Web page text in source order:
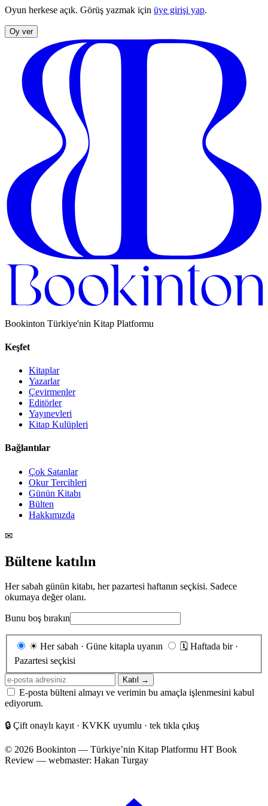
Oyun herkese açık. Görüş yazmak için üye girişi yap.
Oy ver
Bookinton Türkiye'nin Kitap Platformu
Keşfet
Kitaplar
Yazarlar
Çevirmenler
Editörler
Yayınevleri
Kitap Kulüpleri
Bağlantılar
Çok Satanlar
Okur Tercihleri
Günün Kitabı
Bülten
Hakkımızda
✉
Bültene katılın
Her sabah günün kitabı, her pazartesi haftanın seçkisi. Sadece
okumaya değer olanı.
Bunu boş bırakın
Gönderim
☀ Her sabah · Güne kitapla uyanın 🗓 Haftada bir ·
Pazartesi seçkisi
E-
posta
adresiniz
Katıl →
E-posta bülteni almayı ve verimin bu amaçla işlenmesini kabul
ediyorum.
🔒 Çift onaylı kayıt · KVKK uyumlu · tek tıkla çıkış
© 2026 Bookinton — Türkiye’nin Kitap Platformu HT Book
Review — webmaster: Hakan Turgay